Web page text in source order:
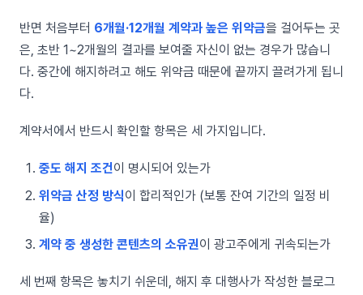
반면 처음부터 6개월·12개월 계약과 높은 위약금을 걸어두는 곳
은, 초반 1~2개월의 결과를 보여줄 자신이 없는 경우가 많습니
다. 중간에 해지하려고 해도 위약금 때문에 끝까지 끌려가게 됩니
다.
계약서에서 반드시 확인할 항목은 세 가지입니다.
중도 해지 조건이 명시되어 있는가
위약금 산정 방식이 합리적인가 (보통 잔여 기간의 일정 비
율)
계약 중 생성한 콘텐츠의 소유권이 광고주에게 귀속되는가
세 번째 항목은 놓치기 쉬운데, 해지 후 대행사가 작성한 블로그